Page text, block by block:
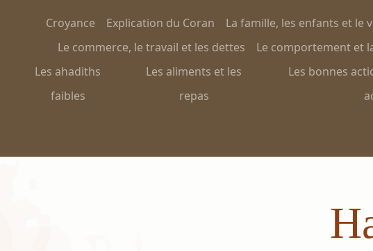
Croyance Explication du Coran La famille, les enfants et le
Le commerce, le travail et les dettes
Le comportement et
Les ahadiths
faibles
Les aliments et les
repas
Les bonnes